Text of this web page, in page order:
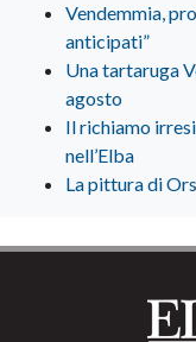
Vendemmia,
anticipati”
Una tartaruga
agosto
Il richiamo
nell’Elba
La pittura di